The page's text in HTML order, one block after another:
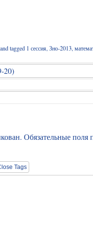
and tagged 1 сессия, Зно-2013,
20)
Обязательные